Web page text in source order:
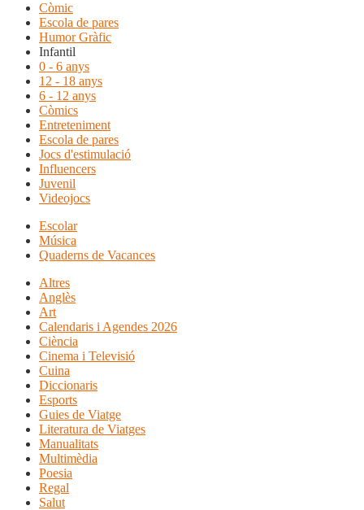
Còmic
Escola de pares
Humor Gràfic
Infantil
0 - 6 anys
12 - 18 anys
6 - 12 anys
Còmics
Entreteniment
Escola de pares
Jocs d'estimulació
Influencers
Juvenil
Videojocs
Escolar
Música
Quaderns de Vacances
Altres
Anglès
Art
Calendaris i Agendes 2026
Ciència
Cinema i Televisió
Cuina
Diccionaris
Esports
Guies de Viatge
Literatura de Viatges
Manualitats
Multimèdia
Poesia
Regal
Salut